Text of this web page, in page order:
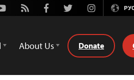
Rss FacebookTwitterInstagram
About Us Donate